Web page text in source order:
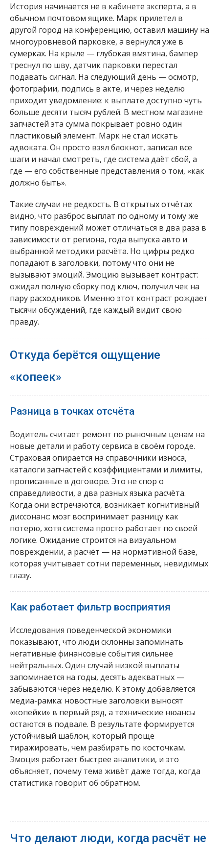
История начинается не в кабинете эксперта, а в
обычном почтовом ящике. Марк прилетел в
другой город на конференцию, оставил машину на
многоуровневой парковке, а вернулся уже в
сумерках. На крыле — глубокая вмятина, бампер
треснул по шву, датчик парковки перестал
подавать сигнал. На следующий день — осмотр,
фотографии, подпись в акте, и через неделю
приходит уведомление: к выплате доступно чуть
больше десяти тысяч рублей. В местном магазине
запчастей эта сумма покрывает ровно один
пластиковый элемент. Марк не стал искать
адвоката. Он просто взял блокнот, записал все
шаги и начал смотреть, где система даёт сбой, а
где — его собственные представления о том, «как
должно быть».
Такие случаи не редкость. В открытых отчётах
видно, что разброс выплат по одному и тому же
типу повреждений может отличаться в два раза в
зависимости от региона, года выпуска авто и
выбранной методики расчёта. Но цифры редко
попадают в заголовки, потому что они не
вызывают эмоций. Эмоцию вызывает контраст:
ожидал полную сборку под ключ, получил чек на
пару расходников. Именно этот контраст рождает
тысячи обсуждений, где каждый видит свою
правду.
Откуда берётся ощущение
«копеек»
Разница в точках отсчёта
Водитель считает ремонт по рыночным ценам на
новые детали и работу сервиса в своём городе.
Страховая опирается на справочники износа,
каталоги запчастей с коэффициентами и лимиты,
прописанные в договоре. Это не спор о
справедливости, а два разных языка расчёта.
Когда они встречаются, возникает когнитивный
диссонанс: мозг воспринимает разницу как
потерю, хотя система просто работает по своей
логике. Ожидание строится на визуальном
повреждении, а расчёт — на нормативной базе,
которая учитывает сотни переменных, невидимых
глазу.
Как работает фильтр восприятия
Исследования поведенческой экономики
показывают, что люди склонны запоминать
негативные финансовые события сильнее
нейтральных. Один случай низкой выплаты
запоминается на годы, десять адекватных —
забываются через неделю. К этому добавляется
медиа-рамка: новостные заголовки выносят
«копейки» в первый ряд, а технические нюансы
остаются в подвале. В результате формируется
устойчивый шаблон, который проще
тиражировать, чем разбирать по косточкам.
Эмоция работает быстрее аналитики, и это
объясняет, почему тема живёт даже тогда, когда
статистика говорит об обратном.
Что делают люди, когда расчёт не